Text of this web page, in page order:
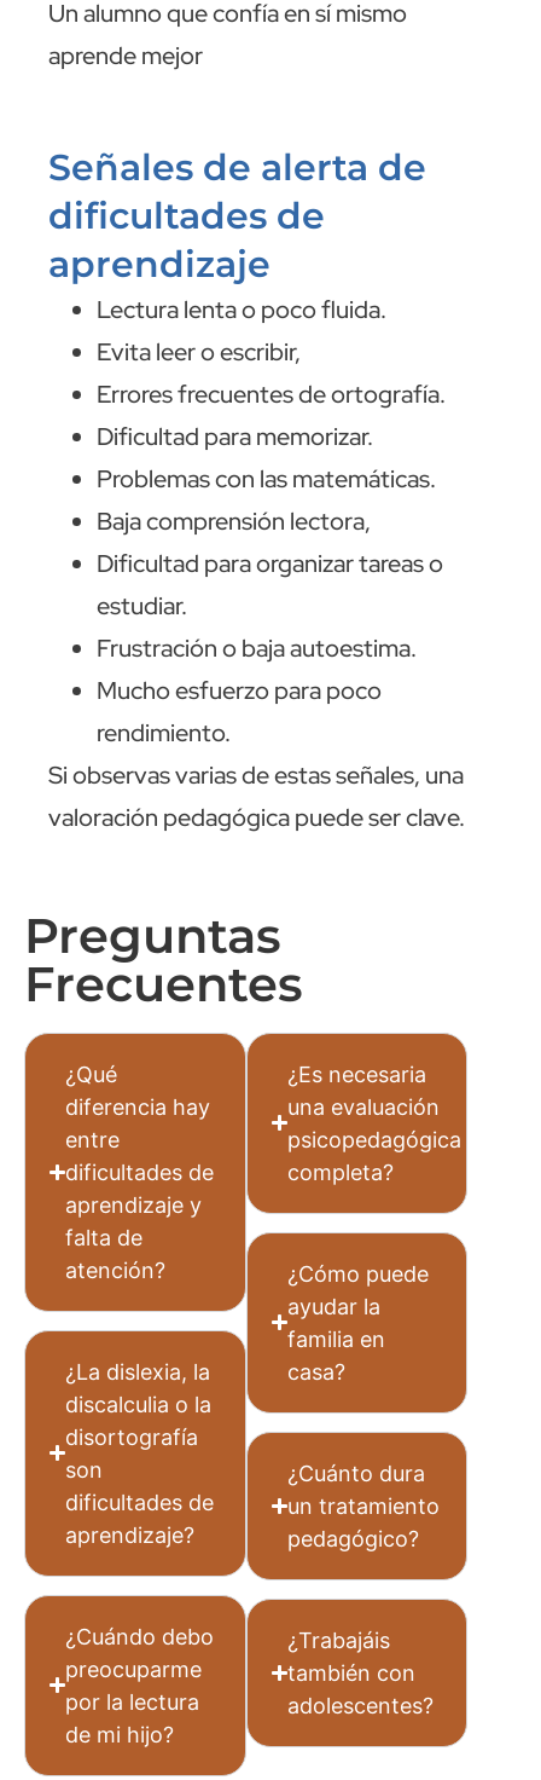
Un alumno que confía en sí mismo
aprende mejor
Señales de alerta de
dificultades de
aprendizaje
Lectura lenta o poco fluida.
Evita leer o escribir,
Errores frecuentes de ortografía.
Dificultad para memorizar.
Problemas con las matemáticas.
Baja comprensión lectora,
Dificultad para organizar tareas o
estudiar.
Frustración o baja autoestima.
Mucho esfuerzo para poco
rendimiento.
Si observas varias de estas señales, una
valoración pedagógica puede ser clave.
Preguntas
Frecuentes
¿Qué
diferencia hay
entre
dificultades de
aprendizaje y
falta de
atención?
¿La dislexia, la
discalculia o la
disortografía
son
dificultades de
aprendizaje?
¿Cuándo debo
preocuparme
por la lectura
de mi hijo?
¿Es necesaria
una evaluación
psicopedagógica
completa?
¿Cómo puede
ayudar la
familia en
casa?
¿Cuánto dura
un tratamiento
pedagógico?
¿Trabajáis
también con
adolescentes?